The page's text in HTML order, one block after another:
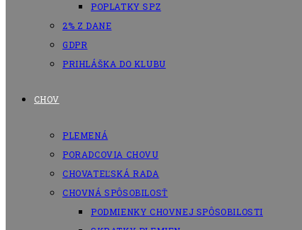
POPLATKY SPZ
2% Z DANE
GDPR
PRIHLÁŠKA DO KLUBU
CHOV
PLEMENÁ
PORADCOVIA CHOVU
CHOVATEĽSKÁ RADA
CHOVNÁ SPÔSOBILOSŤ
PODMIENKY CHOVNEJ SPÔSOBILOSTI